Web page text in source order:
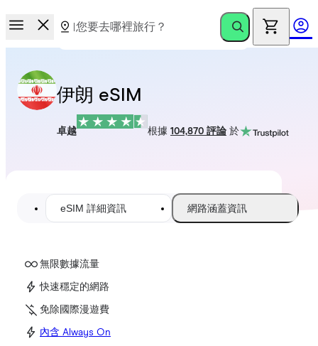
伊朗 eSIM
卓越 根據 104,870 評論 於
eSIM 詳細資訊 網路涵蓋資訊
無限數據流量
快速穩定的網路
免除國際漫遊費
內含 Always On